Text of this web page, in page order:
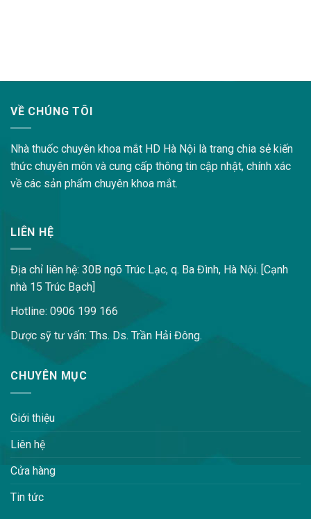
VỀ CHÚNG TÔI
Nhà thuốc chuyên khoa mắt HD Hà Nội là trang chia sẻ kiến
thức chuyên môn và cung cấp thông tin cập nhật, chính xác
về các sản phẩm chuyên khoa mắt.
LIÊN HỆ
Địa chỉ liên hệ: 30B ngõ Trúc Lạc, q. Ba Đình, Hà Nội. [Cạnh
nhà 15 Trúc Bạch]
Hotline: 0906 199 166
Dược sỹ tư vấn: Ths. Ds. Trần Hải Đông.
CHUYÊN MỤC
Giới thiệu
Liên hệ
Cửa hàng
Tin tức